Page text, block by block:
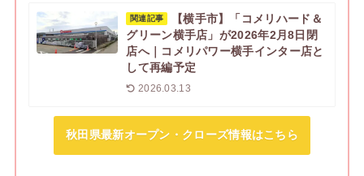
関連記事
【横手市】「コメリハード＆
グリーン横手店」が2026年2月8日閉
店へ｜コメリパワー横手インター店と
して再編予定
2026.03.13
秋田県最新オープン・クローズ情報はこちら